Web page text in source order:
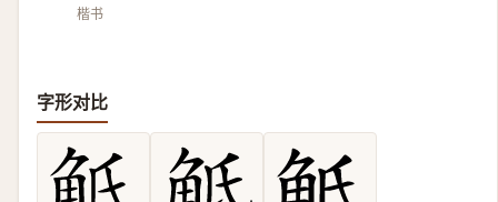
楷书
字形对比